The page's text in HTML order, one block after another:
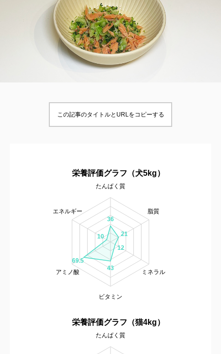
この記事のタイトルとURLをコピーする
栄養評価グラフ（犬5kg）
10
36
21
12
43
69.5
エネルギー
たんぱく質
脂質
ミネラル
ビタミン
アミノ酸
栄養評価グラフ（猫4kg）
たんぱく質